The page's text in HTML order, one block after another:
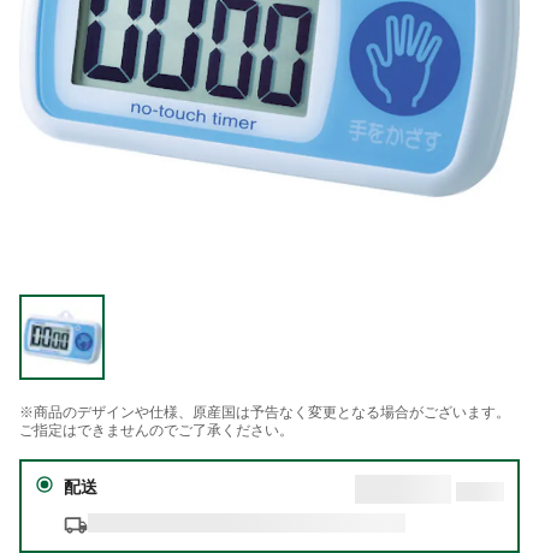
※商品のデザインや仕様、原産国は予告なく変更となる場合がございます。
ご指定はできませんのでご了承ください。
配送